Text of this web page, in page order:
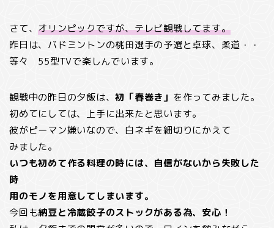
さて、オリンピックですが、テレビ観戦してます。
昨日は、バドミントンの桃田選手の予選と卓球、柔道・・
等々 55型TVで楽しんでいます。
観戦中の昨日の夕飯は、初「春巻き」 を作ってみました。
初めてにしては、上手に出来たと思います。
彼がピーマン嫌いなので、白ネギを細切りにかえて
みました。
いつも初めて作る料理の時には、自信がないから失敗した
時
用のモノを用意してしまいます。
今回も納豆と冷蔵餃子のストックがある為、安心！